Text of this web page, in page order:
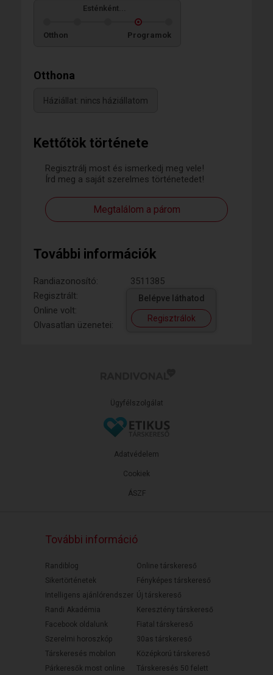
Kettőtök története
Regisztrálj most és ismerkedj meg vele!
Írd meg a saját szerelmes történetedet!
Megtalálom a párom
További információk
Randiazonosító:
3511385
Regisztrált:
Online volt:
Olvasatlan üzenetei:
Belépve láthatod
Regisztrálok
Esténként...
Otthon Programok
Otthona
Háziállat: nincs háziállatom
Ügyfélszolgálat
ÁSZF
Adatvédelem
Cookiek
További információ
Randiblog
Sikertörténetek
Intelligens ajánlórendszer
Randi Akadémia
Facebook oldalunk
Szerelmi horoszkóp
Társkeresés mobilon
Párkeresők most online
Online társkereső
Fényképes társkereső
Új társkereső
Keresztény társkereső
Fiatal társkereső
30as társkereső
Középkorú társkereső
Társkeresés 50 felett